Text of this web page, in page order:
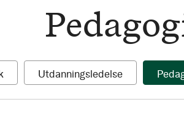
Produkt
Utdanningsledelse
Produkt